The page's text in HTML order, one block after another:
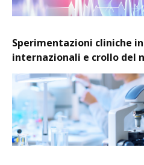
Sperimentazioni cliniche
internazionali e crollo del